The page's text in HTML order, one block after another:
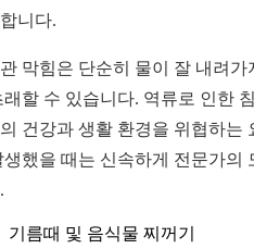
니다.
막힘은 단순히 물이 잘 내려
래할 수 있습니다. 역류로 인한
건강과 생활 환경을 위협하는
생했을 때는 신속하게 전문가의
기름때 및 음식물 찌꺼기